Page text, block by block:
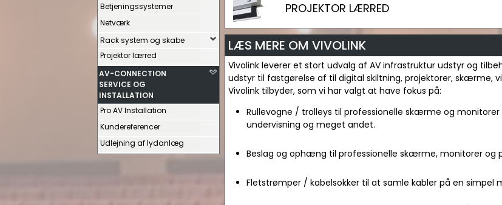
Betjeningssystemer
Netværk
Rack system og skabe
Projektor lærred
AV-CONNECTION
SERVICE OG
INSTALLATION
Pro AV Installation
Kundereferencer
Udlejning af lydanlæg
PROJEKTOR LÆRRED
LÆS MERE OM VIVOLINK
Vivolink leverer et stort udvalg af AV infrastruktur udstyr og
udstyr til fastgørelse af til digital skiltning, projektorer, skærme,
Vivolink tilbyder, som vi har valgt at have fokus på:
Rullevogne / trolleys til professionelle skærme og
undervisning og meget andet.
Beslag og ophæng til professionelle skærme, monitorer og
Fletstrømper / kabelsokker til at samle kabler på en simpel